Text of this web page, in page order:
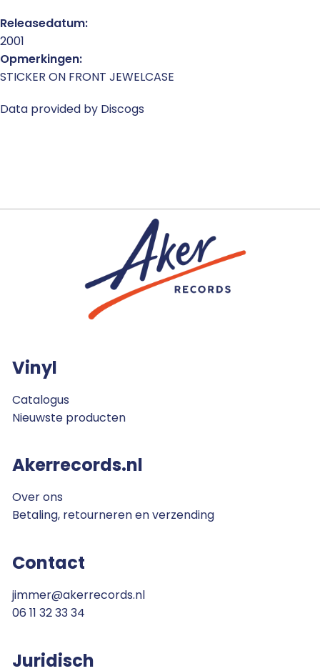
Releasedatum:
2001
Opmerkingen:
STICKER ON FRONT JEWELCASE
Data provided by Discogs
Vinyl
Catalogus
Nieuwste producten
Akerrecords.nl
Over ons
Betaling, retourneren en verzending
Contact
jimmer@akerrecords.nl
06 11 32 33 34
Juridisch